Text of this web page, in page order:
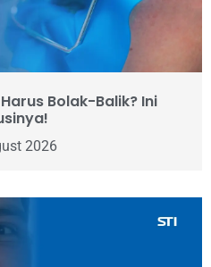
Bolak-Balik? Ini
2026